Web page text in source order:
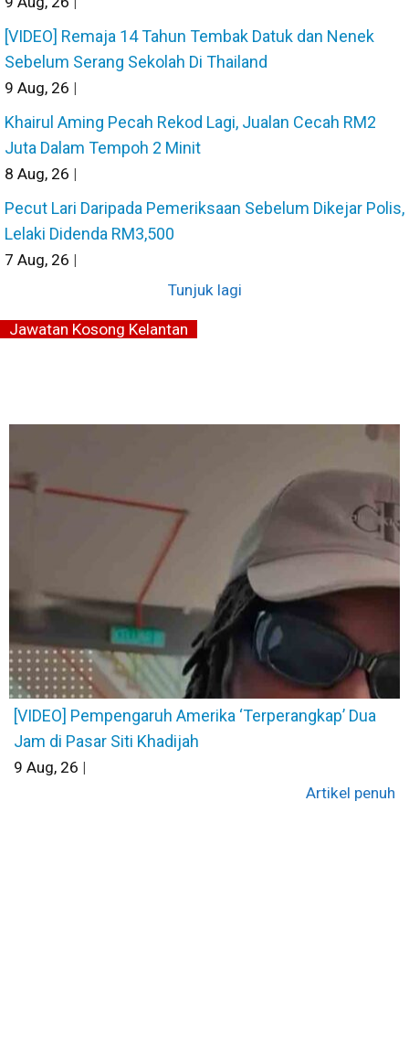
[VIDEO] Remaja 14 Tahun Tembak Datuk dan Nenek
Sebelum Serang Sekolah Di Thailand
9 Aug, 26 |
Khairul Aming Pecah Rekod Lagi, Jualan Cecah RM2
Juta Dalam Tempoh 2 Minit
8 Aug, 26 |
Pecut Lari Daripada Pemeriksaan Sebelum Dikejar Polis,
Lelaki Didenda RM3,500
7 Aug, 26 |
Tunjuk lagi
Jawatan Kosong Kelantan
[VIDEO] Pempengaruh Amerika ‘Terperangkap’ Dua
Jam di Pasar Siti Khadijah
9 Aug, 26 |
Artikel penuh